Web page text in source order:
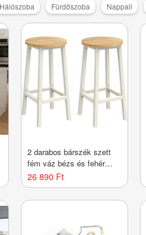
Hálószoba Fürdőszoba Nappali
2 darabos bárszék szett
fém váz bézs és fehér
tölgy
26 890 Ft